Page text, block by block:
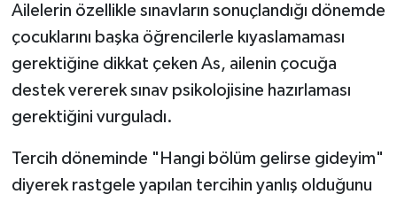
Ailelerin özellikle sınavların sonuçlandığı dönemde
çocuklarını başka öğrencilerle kıyaslamaması
gerektiğine dikkat çeken As, ailenin çocuğa
destek vererek sınav psikolojisine hazırlaması
gerektiğini vurguladı.
Tercih döneminde "Hangi bölüm gelirse gideyim"
diyerek rastgele yapılan tercihin yanlış olduğunu